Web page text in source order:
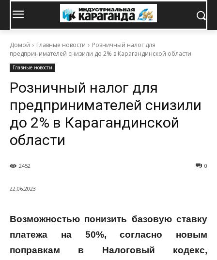
Домой Главные новости
Розничный налог для
предпринимателей снизили до 2% в Карагандинской области
Главные новости
Розничный налог для
предпринимателей снизили
до 2% в Карагандинской
области
0
2452
22.06.2023
Возможностью понизить базовую ставку
платежа на 50%, согласно новым
поправкам в Налоговый кодекс,